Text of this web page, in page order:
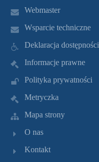
Webmaster
Wsparcie techniczne
Deklaracja dostępności
Informacje prawne
Polityka prywatności
Metryczka
Mapa strony
O nas
Kontakt